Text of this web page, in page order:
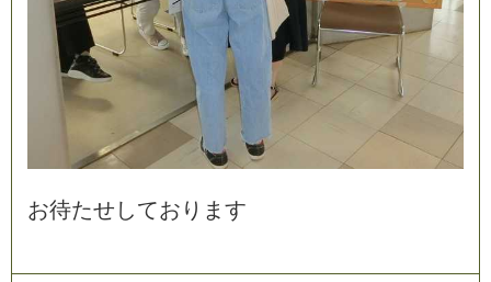
お待たせ してお り ま す